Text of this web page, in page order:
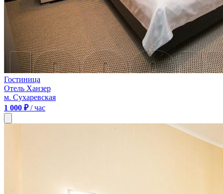
Гостиница
Отель Ханзер
м. Сухаревская
1 000 ₽/ час